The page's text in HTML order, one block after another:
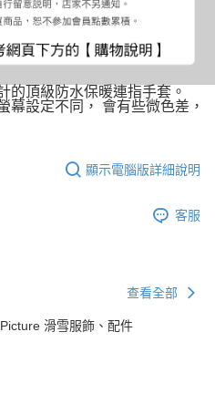
的頂級防水保暖連指手套。
幕設定不同， 會有些微色差，
顯示電腦版詳細說明
客服
查看全部
Picture 滑雪服飾、配件